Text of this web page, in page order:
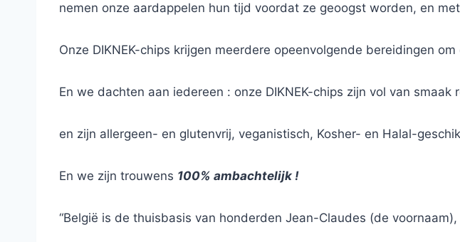
nemen onze aardappelen hun tijd voordat ze geoogst worden, en
Onze DIKNEK-chips krijgen meerdere opeenvolgende bereidingen
En we dachten aan iedereen : onze DIKNEK-chips zijn vol van
en zijn allergeen- en glutenvrij, veganistisch, Kosher- en Halal-
En we zijn trouwens 100% ambachtelijk !
“België is de thuisbasis van honderden Jean-Claudes (de